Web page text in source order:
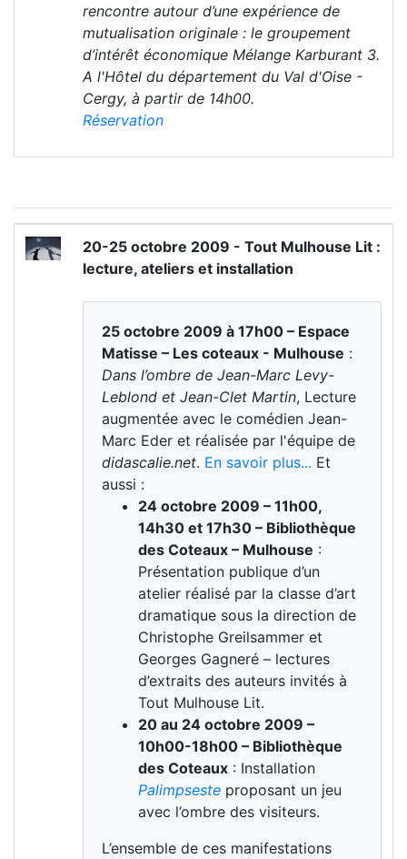
rencontre autour d’une expérience de
mutualisation originale : le groupement
d’intérêt économique Mélange Karburant 3.
A l'Hôtel du département du Val d'Oise -
Cergy, à partir de 14h00.
Réservation
20-25 octobre 2009 - Tout Mulhouse Lit :
lecture, ateliers et installation
25 octobre 2009 à 17h00 – Espace
Matisse – Les coteaux - Mulhouse :
Dans l’ombre de Jean-Marc Levy-
Leblond et Jean-Clet Martin, Lecture
augmentée avec le comédien Jean-
Marc Eder et réalisée par l'équipe de
didascalie.net. En savoir plus... Et
aussi :
24 octobre 2009 – 11h00,
14h30 et 17h30 – Bibliothèque
des Coteaux – Mulhouse :
Présentation publique d’un
atelier réalisé par la classe d’art
dramatique sous la direction de
Christophe Greilsammer et
Georges Gagneré – lectures
d’extraits des auteurs invités à
Tout Mulhouse Lit.
20 au 24 octobre 2009 –
10h00-18h00 – Bibliothèque
des Coteaux : Installation
Palimpseste proposant un jeu
avec l’ombre des visiteurs.
L’ensemble de ces manifestations